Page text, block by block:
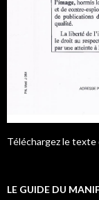
Téléchargez le texte
LE GUIDE DU